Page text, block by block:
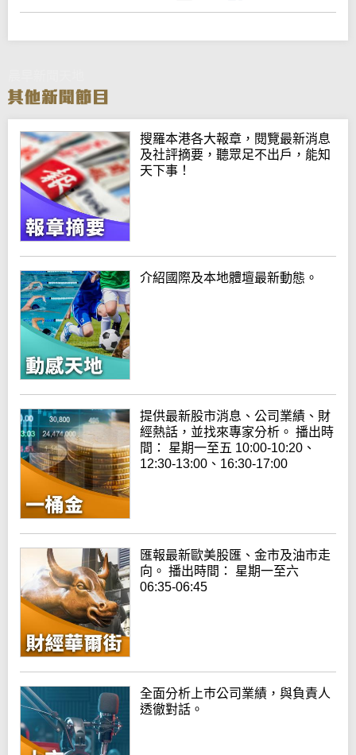
搜羅本港各大報章，閱覽最新消息
及社評摘要，聽眾足不出戶，能知
天下事！
介紹國際及本地體壇最新動態。
提供最新股市消息、公司業績、財
經熱話，並找來專家分析。 播出時
間： 星期一至五 10:00-10:20、
12:30-13:00、16:30-17:00
匯報最新歐美股匯、金市及油市走
向。 播出時間： 星期一至六
06:35-06:45
全面分析上巿公司業績，與負責人
透徹對話。